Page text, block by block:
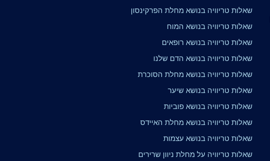
שאלות טריוויה בנושא מחלת הפרקינסון
שאלות טריוויה בנושא המוח
שאלות טריוויה בנושא רופאים
שאלות טריוויה בנושא הדם שלנו
שאלות טריוויה בנושא מחלת הסוכרת
שאלות טריוויה בנושא שיער
שאלות טריוויה בנושא פוביות
שאלות טריוויה בנושא מחלת האיידס
שאלות טריוויה בנושא עצמות
שאלות טריוויה על מחלת ניוון שרירים